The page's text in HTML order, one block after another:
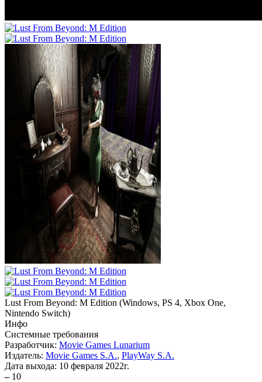
Lust From Beyond: M Edition (Windows, PS 4, Xbox One,
Nintendo Switch)
Инфо
Системные требования
Разработчик: Movie Games Lunarium
Издатель: Movie Games S.A., PlayWay S.A.
Дата выхода: 10 февраля 2022г.
– 10